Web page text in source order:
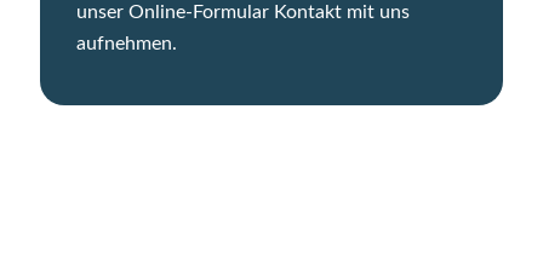
unser Online-Formular Kontakt mit uns
aufnehmen.